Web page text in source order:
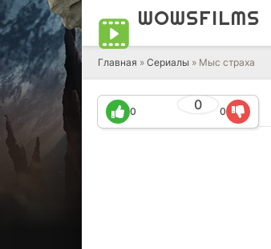
WOWSFILMS
Главная » Сериалы » Мыс страха
0
0 0